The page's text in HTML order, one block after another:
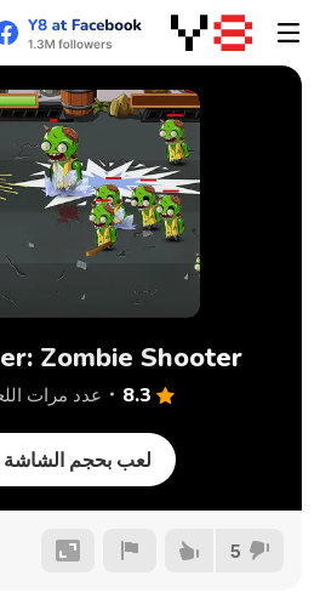
Zombie Shooter
8.3 عدد مرات اللعب
لعب بحجم الشاشة
5